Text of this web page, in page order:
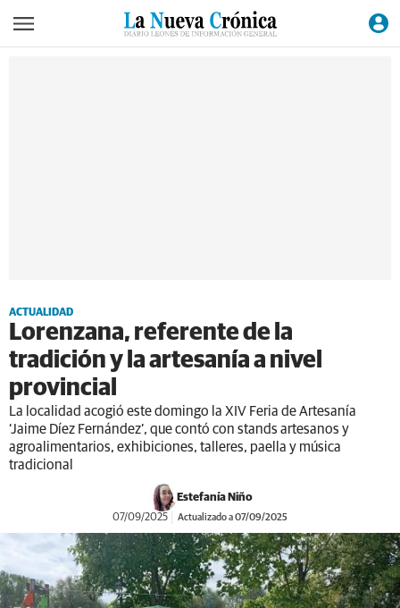
ACTUALIDAD
Lorenzana, referente de la
tradición y la artesanía a nivel
provincial
La localidad acogió este domingo la XIV Feria de Artesanía
‘Jaime Díez Fernández’, que contó con stands artesanos y
agroalimentarios, exhibiciones, talleres, paella y música
tradicional
Estefanía Niño
07/09/2025 Actualizado a 07/09/2025